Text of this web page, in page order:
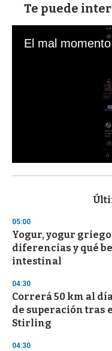
Te puede
s
d
s
o
f
3
s
e
c
o
n
s
05:00
Yogur, yogur
diferencias y qué
intestinal
04:30
Correrá 50 km al
de superación tras
Stirling
04:30